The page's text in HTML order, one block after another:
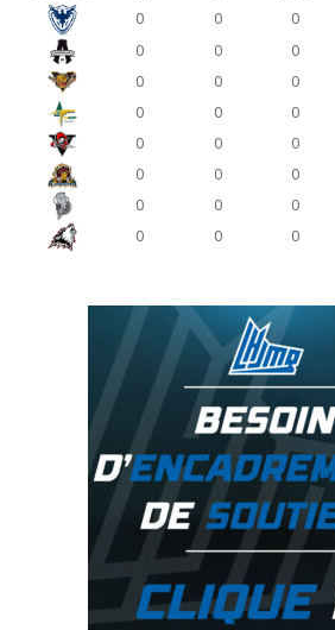
0
0 0
0
0 0
0
0 0
0
0 0
0
0 0
0
0 0
0
0 0
0
0 0